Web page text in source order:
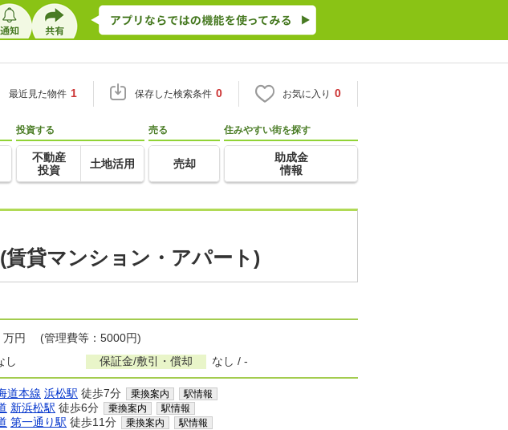
最近見た物件 1 保存した検索条件 0 お気に入り 0
投資する
不動産
投資
土地活用
売る
売却
住みやすい街を探す
助成金
情報
貸マンション・アパート)
万円 (管理費等：5000円)
し 保証金/敷引・償却 なし / -
道本線 浜松駅 徒歩7分 乗換案内 駅情報
新浜松駅 徒歩6分 乗換案内 駅情報
第一通り駅 徒歩11分 乗換案内 駅情報